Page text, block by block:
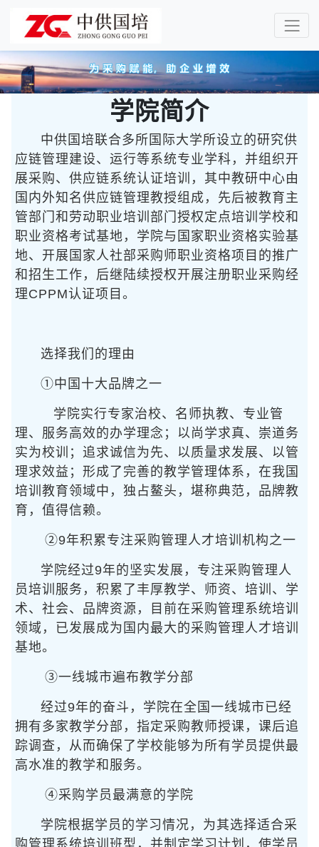
学院简介
中供国培联合多所国际大学所设立的研究供
应链管理建设、运行等系统专业学科，并组织开
展采购、供应链系统认证培训，其中教研中心由
国内外知名供应链管理教授组成，先后被教育主
管部门和劳动职业培训部门授权定点培训学校和
职业资格考试基地，学院与国家职业资格实验基
地、开展国家人社部采购师职业资格项目的推广
和招生工作，后继陆续授权开展注册职业采购经
理CPPM认证项目。
选择我们的理由
①中国十大品牌之一
学院实行专家治校、名师执教、专业管
理、服务高效的办学理念；以尚学求真、崇道务
实为校训；追求诚信为先、以质量求发展、以管
理求效益；形成了完善的教学管理体系，在我国
培训教育领域中，独占鳌头，堪称典范，品牌教
育，值得信赖。
②9年积累专注采购管理人才培训机构之一
学院经过9年的坚实发展，专注采购管理人
员培训服务，积累了丰厚教学、师资、培训、学
术、社会、品牌资源，目前在采购管理系统培训
领域，已发展成为国内最大的采购管理人才培训
基地。
③一线城市遍布教学分部
经过9年的奋斗，学院在全国一线城市已经
拥有多家教学分部，指定采购教师授课，课后追
踪调查，从而确保了学校能够为所有学员提供最
高水准的教学和服务。
④采购学员最满意的学院
学院根据学员的学习情况，为其选择适合采
购管理系统培训班型，并制定学习计划，使学员